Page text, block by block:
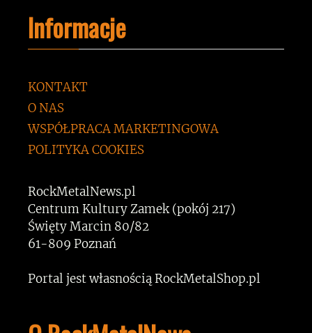
Informacje
KONTAKT
O NAS
WSPÓŁPRACA MARKETINGOWA
POLITYKA COOKIES
RockMetalNews.pl
Centrum Kultury Zamek (pokój 217)
Święty Marcin 80/82
61-809 Poznań
Portal jest własnością RockMetalShop.pl